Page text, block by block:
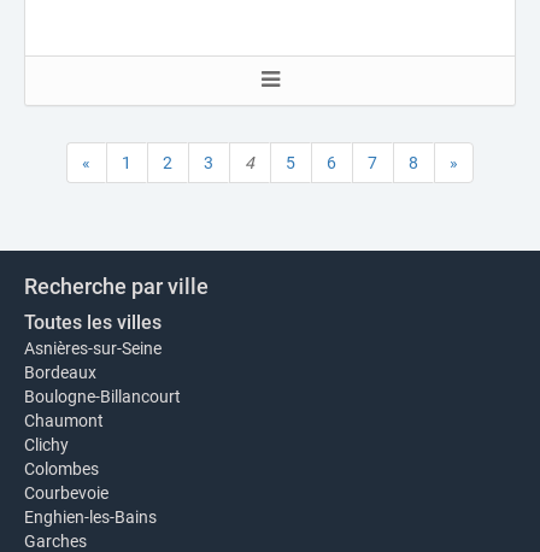
« 1 2 3 4 5 6 7 8 »
Recherche par ville
Toutes les villes
Asnières-sur-Seine
Bordeaux
Boulogne-Billancourt
Chaumont
Clichy
Colombes
Courbevoie
Enghien-les-Bains
Garches